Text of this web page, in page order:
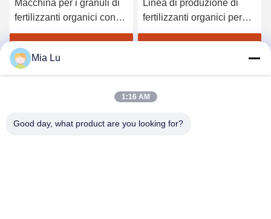
Macchina per i granuli di
fertilizzanti organici con
capacità di lavorazione da
1 a 20 tonnellate/ora con
metodo di granulazione
umida e ingegneri
disponibili per il servizio
Ottenga il migliore prezzo
Linea di produzione di
fertilizzanti organici per
letame bovino 3000-5000t
Mia Lu
1:16 AM
Good day, what product are you looking for?